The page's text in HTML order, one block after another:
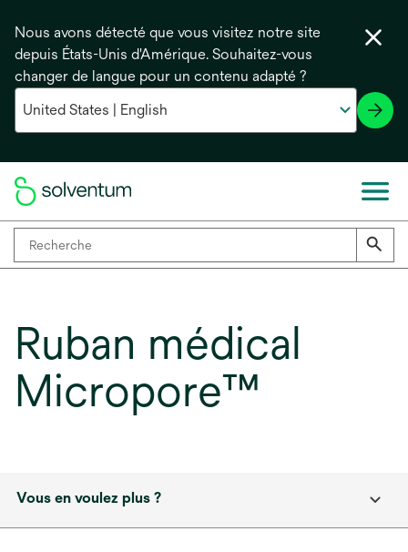
Nous avons détecté que vous visitez notre site
depuis États-Unis d'Amérique. Souhaitez-vous
changer de langue pour un contenu adapté ?
Ruban médical
Micropore™
Vous en voulez plus ?